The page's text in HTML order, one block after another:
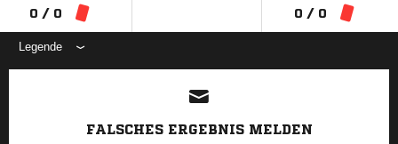
0 / 0 0 / 0
Legende
ANZEIGE
FALSCHES ERGEBNIS MELDEN